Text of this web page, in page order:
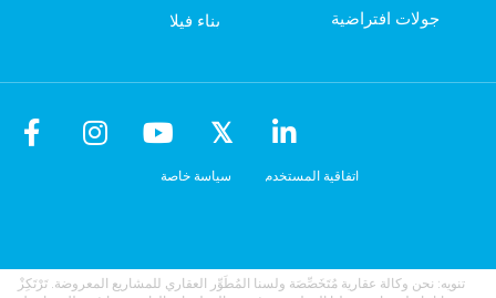
بناء فيلا
جولات افتراضية
سياسة خاصة اتفاقية المستخدم
تنويه: نحن وكالة عقارية مُتَخَصِّصَة ولسنا المُطَوِّر العقاري للمشاريع المعروضة. تَرْتَكِزْ